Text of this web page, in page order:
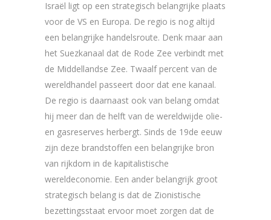
Israël ligt op een strategisch belangrijke plaats
voor de VS en Europa. De regio is nog altijd
een belangrijke handelsroute. Denk maar aan
het Suezkanaal dat de Rode Zee verbindt met
de Middellandse Zee. Twaalf percent van de
wereldhandel passeert door dat ene kanaal.
De regio is daarnaast ook van belang omdat
hij meer dan de helft van de wereldwijde olie-
en gasreserves herbergt. Sinds de 19de eeuw
zijn deze brandstoffen een belangrijke bron
van rijkdom in de kapitalistische
wereldeconomie. Een ander belangrijk groot
strategisch belang is dat de Zionistische
bezettingsstaat ervoor moet zorgen dat de